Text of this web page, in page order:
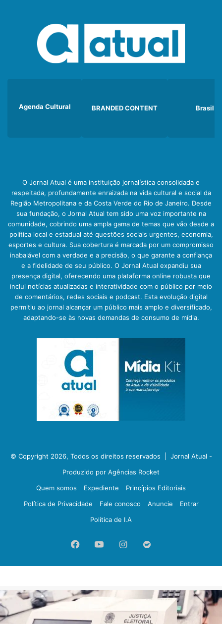
Agenda Cultural BRANDED CONTENT Brasil
O Jornal Atual é uma instituição jornalística consolidada e
respeitada, profundamente enraizada na vida cultural e social da
Região Metropolitana e da Costa Verde do Rio de Janeiro. Desde
sua fundação, o Jornal Atual tem sido uma voz importante na
comunidade, cobrindo uma ampla gama de temas que vão desde a
política local e estadual até questões sociais urgentes, economia,
esportes e cultura. Sua cobertura é marcada por um compromisso
inabalável com a verdade e a precisão, o que garante a confiança
e a fidelidade de seu público. O Jornal Atual expandiu sua
presença digital, oferecendo uma plataforma online robusta que
inclui notícias atualizadas e interatividade com o público por meio
de comentários, redes sociais e podcast. Esta evolução digital
permitiu ao jornal alcançar um público mais amplo e diversificado,
adaptando-se às novas demandas de consumo de mídia.
© Copyright 2026, Todos os direitos reservados | Jornal Atual -
Produzido por Agências Rocket
Quem somos
Expediente
Princípios Editoriais
Política de Privacidade
Fale conosco Anuncie
Entrar
Política de I.A
FacebookYouTubeInstagram
Spotify